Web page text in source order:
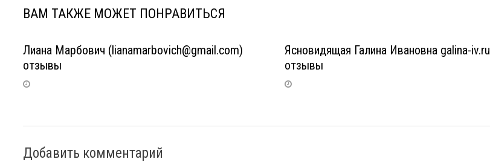
ВАМ ТАКЖЕ МОЖЕТ ПОНРАВИТЬСЯ
Лиана Марбович (lianamarbovich@gmail.com)
отзывы
Ясновидящая Галина Ивановна galina-iv.ru
отзывы
Добавить комментарий